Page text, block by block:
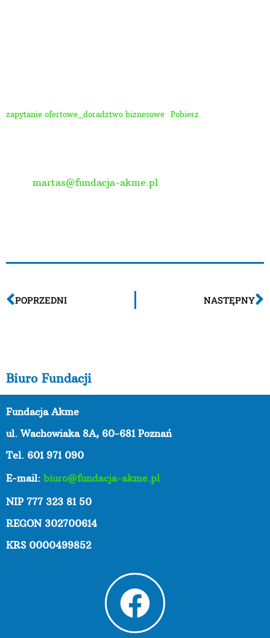
zapytanie ofertowe_doradztwo biznesowe Pobierz
martas@fundacja-akme.pl
POPRZEDNI NASTĘPNY
Biuro Fundacji
Fundacja Akme
ul. Wachowiaka 8A, 60-681 Poznań
Tel. 601 971 090
E-mail: biuro@fundacja-akme.pl
NIP 777 323 81 50
REGON 302700614
KRS 0000499852